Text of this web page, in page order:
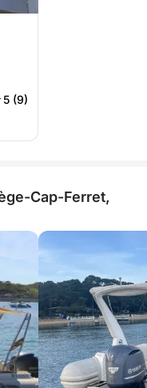
di
5 (9)
Cap-Ferret,